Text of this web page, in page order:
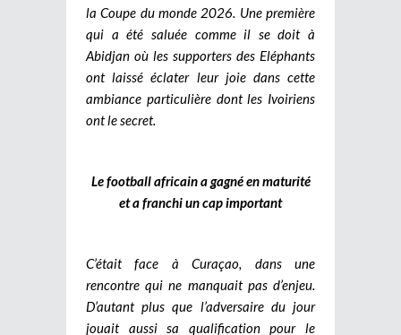
la Coupe du monde 2026. Une première
qui a été saluée comme il se doit à
Abidjan où les supporters des Eléphants
ont laissé éclater leur joie dans cette
ambiance particulière dont les Ivoiriens
ont le secret.
Le football africain a gagné en maturité
et a franchi un cap important
C’était face à Curaçao, dans une
rencontre qui ne manquait pas d’enjeu.
D’autant plus que l’adversaire du jour
jouait aussi sa qualification pour le